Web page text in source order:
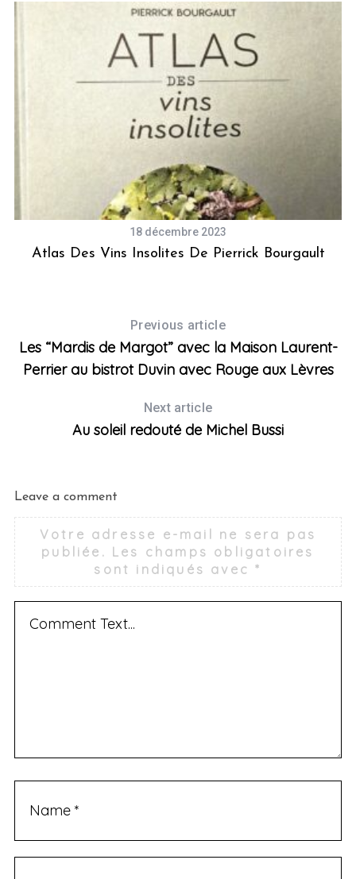
18 décembre 2023
Atlas Des Vins Insolites De Pierrick Bourgault
Previous article
Les “Mardis de Margot” avec la Maison Laurent-
Perrier au bistrot Duvin avec Rouge aux Lèvres
Next article
Au soleil redouté de Michel Bussi
Leave a comment
Votre adresse e-mail ne sera pas
publiée. Les champs obligatoires
sont indiqués avec*